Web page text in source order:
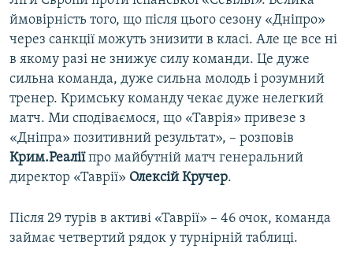
ймовірність того, що після цього сезону «Дніпро»
через санкції можуть знизити в класі. Але це все ні
в якому разі не знижує силу команди. Це дуже
сильна команда, дуже сильна молодь і розумний
тренер. Кримську команду чекає дуже нелегкий
матч. Ми сподіваємося, що «Таврія» привезе з
«Дніпра» позитивний результат», – розповів
Крим.Реаліїпро майбутній матч генеральний
директор «Таврії» Олексій Кручер.
Після 29 турів в активі «Таврії» – 46 очок, команда
займає четвертий рядок у турнірній таблиці.